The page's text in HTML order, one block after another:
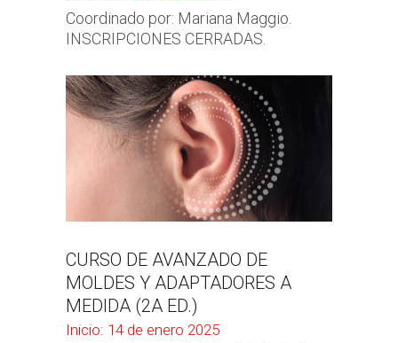
Coordinado por: Mariana Maggio.
INSCRIPCIONES CERRADAS.
CURSO DE AVANZADO DE
MOLDES Y ADAPTADORES A
MEDIDA (2A ED.)
Inicio: 14 de enero 2025